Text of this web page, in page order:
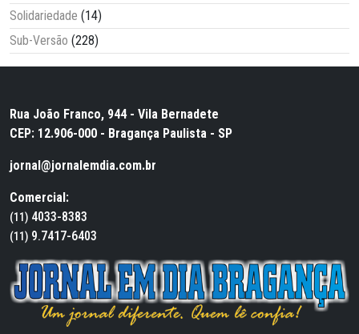
Solidariedade (14)
Sub-Versão (228)
Rua João Franco, 944 - Vila Bernadete
CEP: 12.906-000 - Bragança Paulista - SP
jornal@jornalemdia.com.br
Comercial:
(11) 4033-8383
(11) 9.7417-6403